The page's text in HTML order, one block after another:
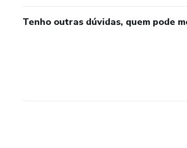
Tenho outras dúvidas, quem pode